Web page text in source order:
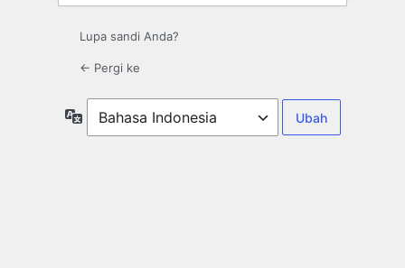
Lupa sandi Anda?
← Pergi ke
Bahasa